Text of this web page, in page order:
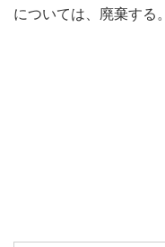
については、廃棄する。